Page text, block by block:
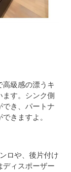
級感の漂うキ
ます。シンク側
でき、パートナ
きますよ。
ロや、後片付け
ディスポーザー